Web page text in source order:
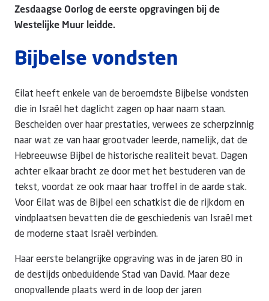
Zesdaagse Oorlog de eerste opgravingen bij de
Westelijke Muur leidde.
Bijbelse vondsten
Eilat heeft enkele van de beroemdste Bijbelse vondsten
die in Israël het daglicht zagen op haar naam staan.
Bescheiden over haar prestaties, verwees ze scherpzinnig
naar wat ze van haar grootvader leerde, namelijk, dat de
Hebreeuwse Bijbel de historische realiteit bevat. Dagen
achter elkaar bracht ze door met het bestuderen van de
tekst, voordat ze ook maar haar troffel in de aarde stak.
Voor Eilat was de Bijbel een schatkist die de rijkdom en
vindplaatsen bevatten die de geschiedenis van Israël met
de moderne staat Israël verbinden.
Haar eerste belangrijke opgraving was in de jaren 80 in
de destijds onbeduidende Stad van David. Maar deze
onopvallende plaats werd in de loop der jaren